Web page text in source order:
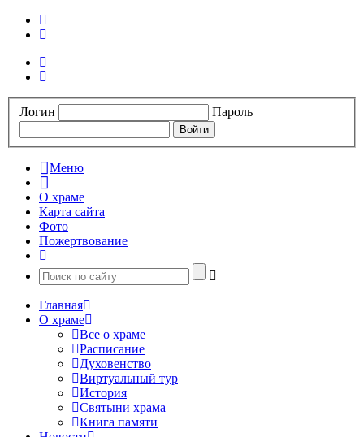
Логин Пароль
Меню
О храме
Карта сайта
Фото
Пожертвование
Главная
О храме
Все о храме
Расписание
Духовенство
Виртуальный тур
История
Святыни храма
Книга памяти